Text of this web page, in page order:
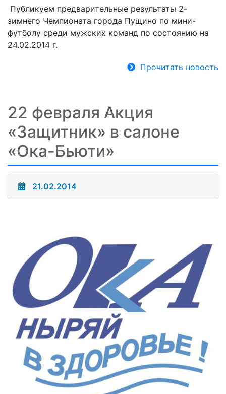
Публикуем предварительные результаты 2-
зимнего Чемпионата города Пущино по мини-
футболу среди мужских команд по состоянию на
24.02.2014 г.
Прочитать новость
22 февраля Акция
«Защитник» в салоне
«Ока-Бьюти»
21.02.2014